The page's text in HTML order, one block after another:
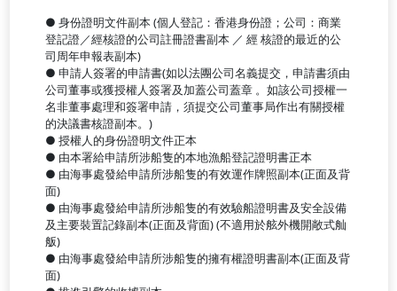
● 身份證明文件副本 (個人登記：香港身份證；公司：商業
登記證／經核證的公司註冊證書副本 ／ 經 核證的最近的公
司周年申報表副本)
● 申請人簽署的申請書(如以法團公司名義提交，申請書須由
公司董事或獲授權人簽署及加蓋公司蓋章 。如該公司授權一
名非董事處理和簽署申請，須提交公司董事局作出有關授權
的決議書核證副本。)
● 授權人的身份證明文件正本
● 由本署給申請所涉船隻的本地漁船登記證明書正本
● 由海事處發給申請所涉船隻的有效運作牌照副本(正面及背
面)
● 由海事處發給申請所涉船隻的有效驗船證明書及安全設備
及主要裝置記錄副本(正面及背面) (不適用於舷外機開敞式舢
舨)
● 由海事處發給申請所涉船隻的擁有權證明書副本(正面及背
面)